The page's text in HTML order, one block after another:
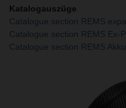
Katalogauszüge
Catalogue section REMS
Catalogue section REMS Ex-
Catalogue section REMS